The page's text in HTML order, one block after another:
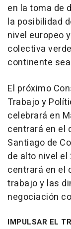
en la toma de
la posibilidad
nivel europeo
colectiva
continente
El próximo
Trabajo y
celebrará en
centrará en el
Santiago de
de alto nivel el
centrará en el
trabajo y las
negociación
IMPULSAR EL